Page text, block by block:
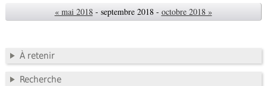
« mai 2018- septembre 2018 - octobre 2018 »
À retenir
Recherche